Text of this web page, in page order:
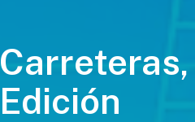
Carreteras,
Edición